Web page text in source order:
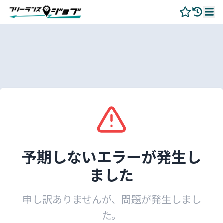
予期しないエラーが発生し
ました
申し訳ありませんが、問題が発生しまし
た。